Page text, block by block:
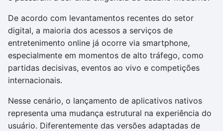
De acordo com levantamentos recentes do setor
digital, a maioria dos acessos a serviços de
entretenimento online já ocorre via smartphone,
especialmente em momentos de alto tráfego, como
partidas decisivas, eventos ao vivo e competições
internacionais.
Nesse cenário, o lançamento de aplicativos nativos
representa uma mudança estrutural na experiência do
usuário. Diferentemente das versões adaptadas de